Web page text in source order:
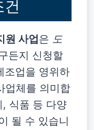
건
원 사업은 도
든지 신청할
조업을 영위하
업체를 의미합
식품 등 다양
될 수 있습니